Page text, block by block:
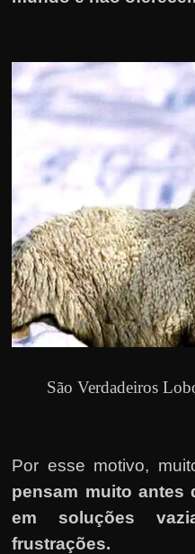
São Verdadeiros
Por esse motivo,
pensam muito antes
em soluções
frustrações.